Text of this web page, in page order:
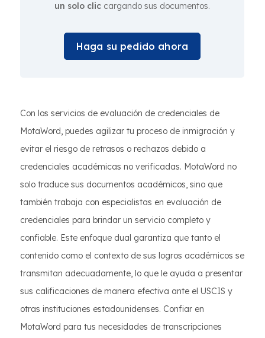
un solo clic cargando sus documentos.
Haga su pedido ahora
Con los servicios de evaluación de credenciales de
MotaWord, puedes agilizar tu proceso de inmigración y
evitar el riesgo de retrasos o rechazos debido a
credenciales académicas no verificadas. MotaWord no
solo traduce sus documentos académicos, sino que
también trabaja con especialistas en evaluación de
credenciales para brindar un servicio completo y
confiable. Este enfoque dual garantiza que tanto el
contenido como el contexto de sus logros académicos se
transmitan adecuadamente, lo que le ayuda a presentar
sus calificaciones de manera efectiva ante el USCIS y
otras instituciones estadounidenses. Confiar en
MotaWord para tus necesidades de transcripciones